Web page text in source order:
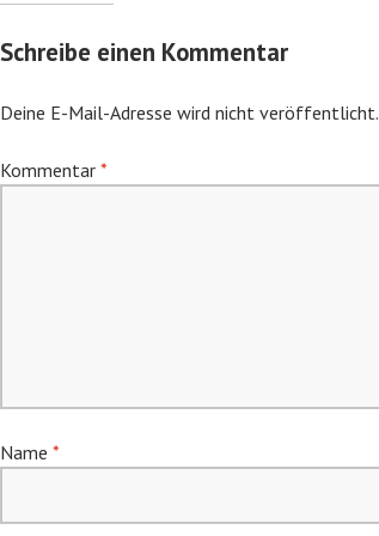
Schreibe einen Kommentar
Deine E-Mail-Adresse wird nicht veröffentlicht.
Kommentar *
Name *